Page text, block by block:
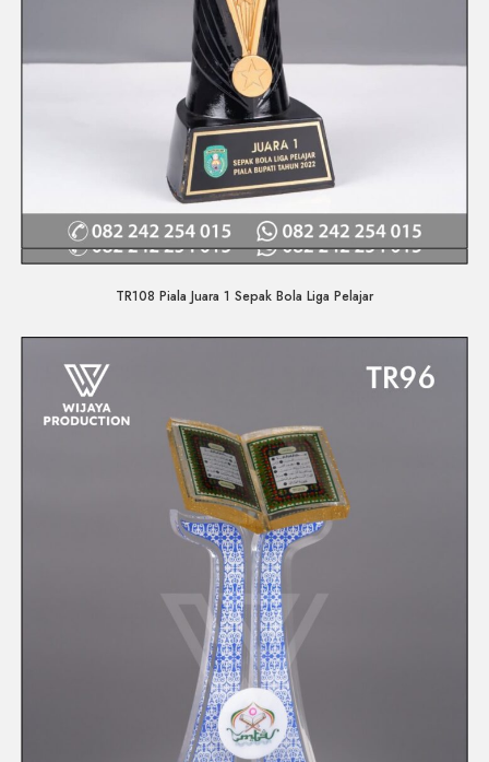
Quick View
TR108 Piala Juara 1 Sepak Bola Liga Pelajar